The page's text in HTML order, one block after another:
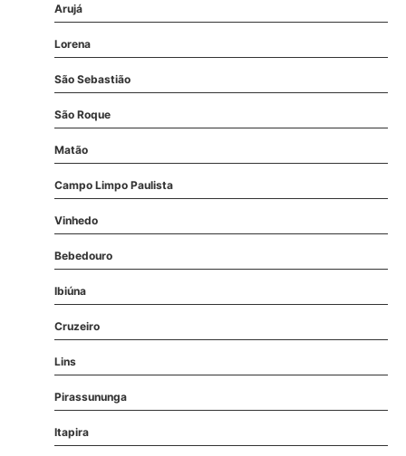
Arujá
Lorena
São Sebastião
São Roque
Matão
Campo Limpo Paulista
Vinhedo
Bebedouro
Ibiúna
Cruzeiro
Lins
Pirassununga
Itapira